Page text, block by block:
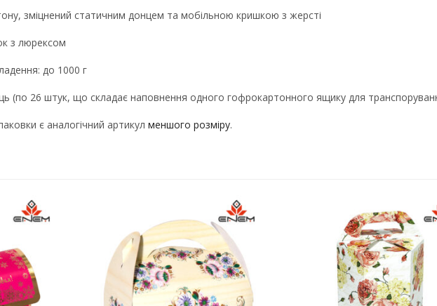
зміцнений статичним донцем та мобільною кришкою з жерсті
з люрексом
до 1000 г
(по 26 штук, що складає наповнення одного гофрокартонного ящику для
є аналогічний артикул меншого розміру.